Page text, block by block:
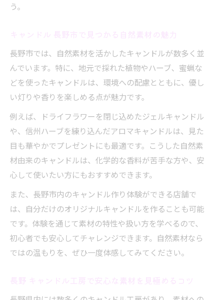
う。
長野市では、自然素材を活かしたキャンドルが数多く並
んでいます。特に、地元で採れた植物やハーブ、蜜蝋な
どを使ったキャンドルは、環境への配慮とともに、優し
い灯りや香りを楽しめる点が魅力です。
例えば、ドライフラワーを閉じ込めたジェルキャンドル
や、信州ハーブを練り込んだアロマキャンドルは、見た
目も華やかでプレゼントにも最適です。こうした自然素
材由来のキャンドルは、化学的な香料が苦手な方や、安
心して使いたい方にもおすすめできます。
また、長野市内のキャンドル作り体験ができる店舗で
は、自分だけのオリジナルキャンドルを作ることも可能
です。体験を通じて素材の特性や扱い方を学べるので、
初心者でも安心してチャレンジできます。自然素材なら
ではの温もりを、ぜひ一度体感してみてください。